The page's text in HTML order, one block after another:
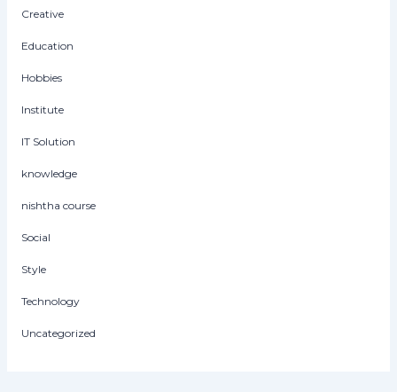
Creative
Education
Hobbies
Institute
IT Solution
knowledge
nishtha course
Social
Style
Technology
Uncategorized